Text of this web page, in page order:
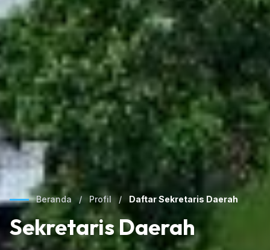
Beranda / Profil / Daftar Sekretaris Daerah
Sekretaris Daerah